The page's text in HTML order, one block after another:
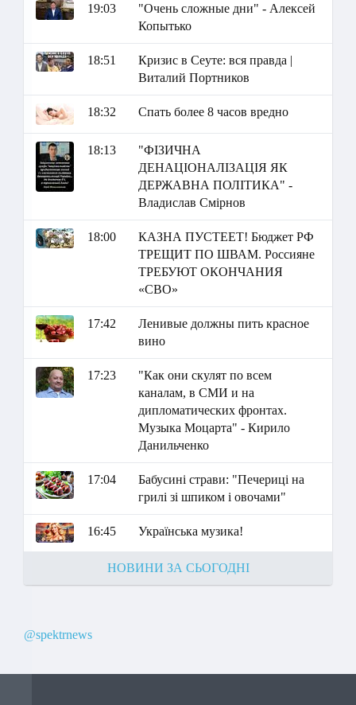
19:03
"Очень сложные дни" - Алексей
Копытько
18:51
Кризис в Сеуте: вся правда |
Виталий Портников
18:32 Спать более 8 часов вредно
18:13
"ФІЗИЧНА
ДЕНАЦІОНАЛІЗАЦІЯ ЯК
ДЕРЖАВНА ПОЛІТИКА" -
Владислав Смірнов
18:00
КАЗНА ПУСТЕЕТ! Бюджет РФ
ТРЕЩИТ ПО ШВАМ. Россияне
ТРЕБУЮТ ОКОНЧАНИЯ
«СВО»
17:42
Ленивые должны пить красное
вино
17:23
"Как они скулят по всем
каналам, в СМИ и на
дипломатических фронтах.
Музыка Моцарта" - Кирило
Данильченко
17:04
Бабусині страви: "Печериці на
грилі зі шпиком і овочами"
16:45 Українська музика!
НОВИНИ ЗА СЬОГОДНІ
@spektrnews